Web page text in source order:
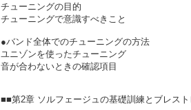
チューニングの目的
チューニングで意識すべきこと
●バンド全体でのチューニングの方法
ユニゾンを使ったチューニング
音が合わないときの確認項目
■■第2章 ソルフェージュの基礎訓練とブレス